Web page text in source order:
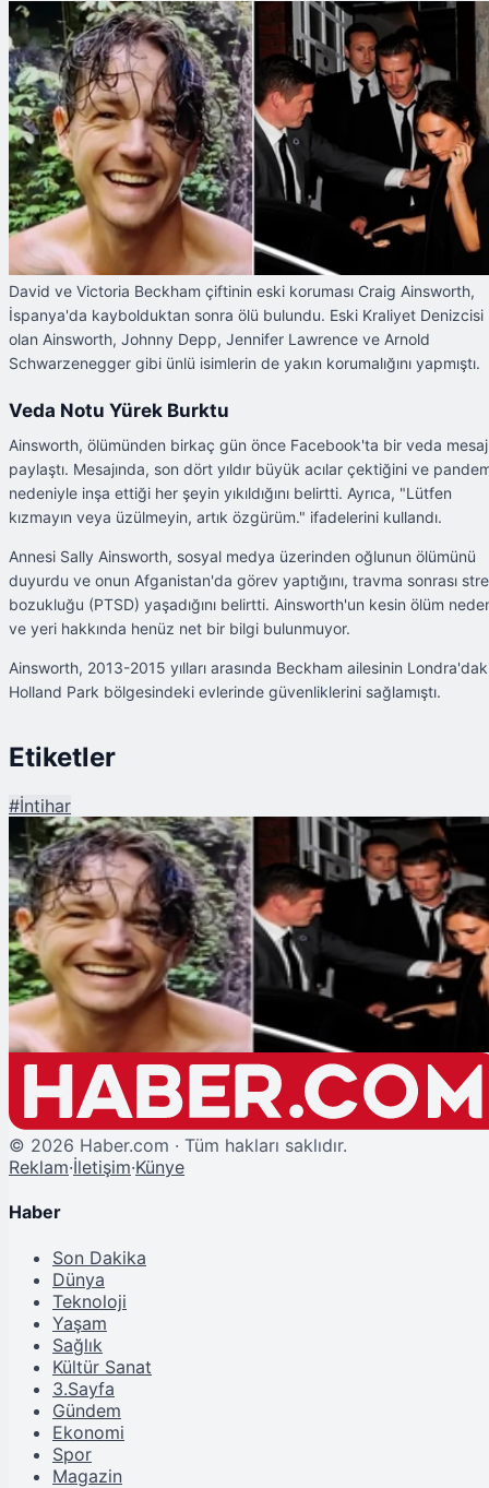
David ve Victoria Beckham çiftinin eski koruması Craig Ainsworth,
İspanya'da kaybolduktan sonra ölü bulundu. Eski Kraliyet Denizcisi
olan Ainsworth, Johnny Depp, Jennifer Lawrence ve Arnold
Schwarzenegger gibi ünlü isimlerin de yakın korumalığını yapmıştı. ​
Veda Notu Yürek Burktu
Ainsworth, ölümünden birkaç gün önce Facebook'ta bir veda
paylaştı. Mesajında, son dört yıldır büyük acılar çektiğini ve
nedeniyle inşa ettiği her şeyin yıkıldığını belirtti. Ayrıca, "Lütfen
kızmayın veya üzülmeyin, artık özgürüm." ifadelerini kullandı. ​
Annesi Sally Ainsworth, sosyal medya üzerinden oğlunun ölümünü
duyurdu ve onun Afganistan'da görev yaptığını, travma sonrası
bozukluğu (PTSD) yaşadığını belirtti. Ainsworth'un kesin ölüm
ve yeri hakkında henüz net bir bilgi bulunmuyor. ​
Ainsworth, 2013-2015 yılları arasında Beckham ailesinin
Holland Park bölgesindeki evlerinde güvenliklerini sağlamıştı.
Etiketler
#İntihar
Şu An Okunan
David Beckham ve Pek Çok Ünlü İsmin Yakın Koruması Ölü Bulundu:
Ardında Bıraktığı Veda Notu Şoke Etti!
© 2026 Haber.com · Tüm hakları saklıdır.
Reklam·İletişim·Künye
Haber
Son Dakika
Dünya
Teknoloji
Yaşam
Sağlık
Kültür Sanat
3.Sayfa
Gündem
Ekonomi
Spor
Magazin